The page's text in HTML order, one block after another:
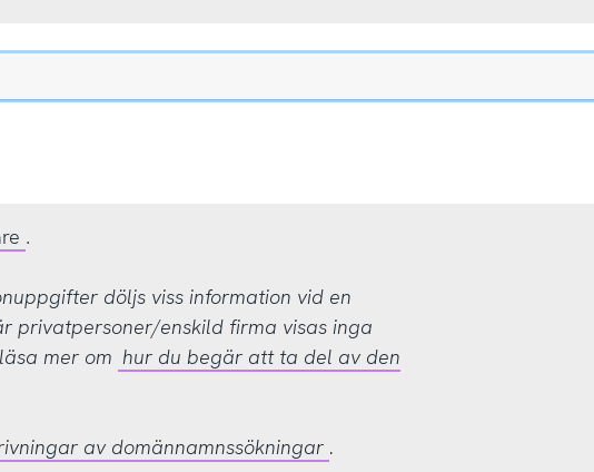
.
döljs viss information vid en
privatpersoner/enskild firma visas inga
mer om hur du begär att ta del av den
av domännamnssökningar .